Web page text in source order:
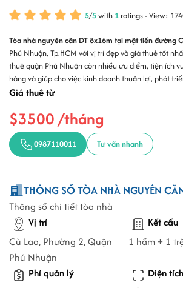
5/5with 1 ratings - View:
Tòa nhà nguyên căn DT 8x16m tại mặt tiền đường
Phú Nhuận, Tp.HCM với vị trí đẹp và giá thuê tốt
thuê quận Phú Nhuậncòn nhiều ưu điểm, tiện ích
hàng và giúp cho việc kinh doanh thuận lợi, phát
Giá thuê từ
$3500 /tháng
0987110011 Tư vấn nhanh
THÔNG SỐ TÒA NHÀ NGUYÊN
Thông số chi tiết tòa nhà
Vị trí
Cù Lao, Phường 2, Quận
Phú Nhuận
Kết cấu
1 hầm + 1
Phí quản lý
Diện